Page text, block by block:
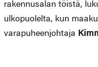
rakennusalan töistä,
ulkopuolelta, kun
varapuheenjohtaja